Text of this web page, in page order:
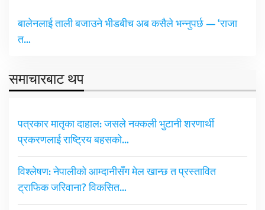
बालेनलाई ताली बजाउने भीडबीच अब कसैले भन्नुपर्छ — ‘राजा
त…
समाचारबाट थप
पत्रकार मातृका दाहाल: जसले नक्कली भुटानी शरणार्थी
प्रकरणलाई राष्ट्रिय बहसको…
विश्लेषण: नेपालीको आम्दानीसँग मेल खान्छ त प्रस्तावित
ट्राफिक जरिवाना? विकसित…